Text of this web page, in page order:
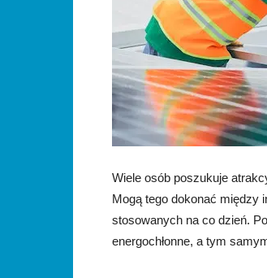
Wiele osób poszukuje
Mogą tego dokonać między
stosowanych na co dzień.
energochłonne, a tym